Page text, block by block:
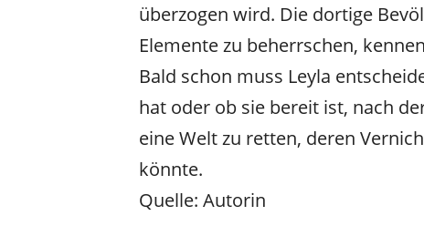
überzogen wird. Die dortige
Elemente zu beherrschen,
Bald schon muss Leyla
hat oder ob sie bereit ist, nach
eine Welt zu retten, deren
könnte.
Quelle: Autorin